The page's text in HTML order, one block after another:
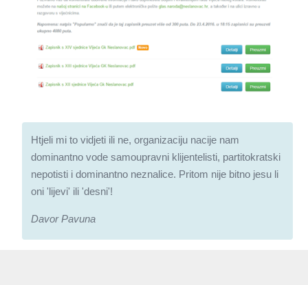
Htjeli mi to vidjeti ili ne, organizaciju nacije nam
dominantno vode samoupravni klijentelisti, partitokratski
nepotisti i dominantno neznalice. Pritom nije bitno jesu li
oni 'lijevi' ili 'desni'!
Davor Pavuna